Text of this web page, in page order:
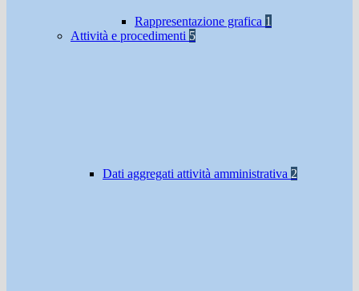
Rappresentazione grafica 1
Attività e procedimenti 5
Dati aggregati attività amministrativa 2